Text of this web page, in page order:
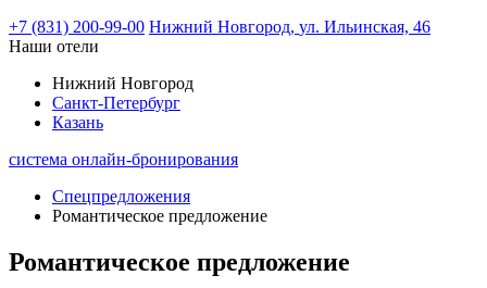
+7 (831) 200-99-00 Нижний Новгород, ул. Ильинская, 46
Наши отели
Нижний Новгород
Санкт-Петербург
Казань
система онлайн-бронирования
Спецпредложения
Романтическое предложение
Романтическое предложение